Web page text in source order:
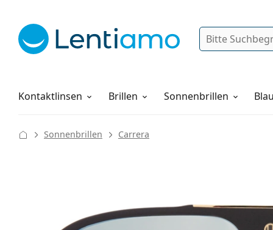
Suche
Kontaktlinsen
Pflegemittel Brillen Sonnenbrillen
Alles über den Einkauf
Sonnenbrillen Carrera